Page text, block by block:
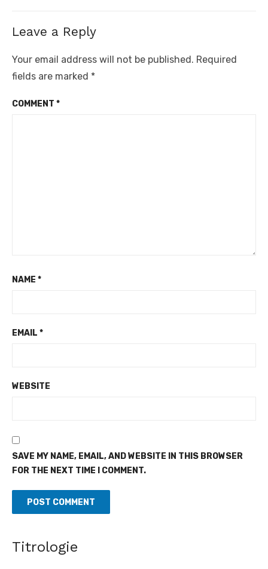
Leave a Reply
Your email address will not be published. Required
fields are marked *
COMMENT *
NAME *
EMAIL *
WEBSITE
SAVE MY NAME, EMAIL, AND WEBSITE IN THIS BROWSER
FOR THE NEXT TIME I COMMENT.
Titrologie